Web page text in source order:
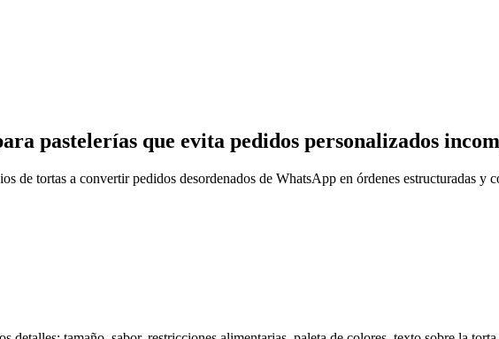
pastelerías que evita pedidos personalizados
de tortas a convertir pedidos desordenados de WhatsApp en órdenes estructuradas